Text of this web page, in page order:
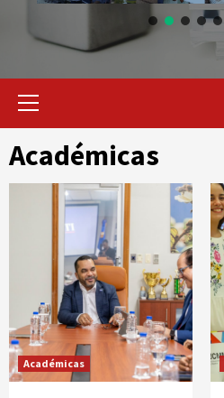
Primary
Académicas
Académicas